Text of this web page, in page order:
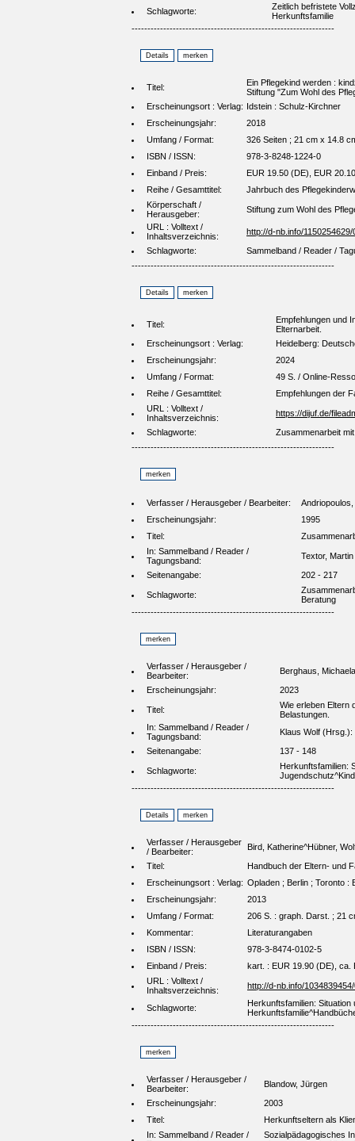
Schlagworte:
Zeitlich befristete
Herkunftsfamilie
----------------------------------------------------------------
Titel:
Ein Pflegekind werden :
Stiftung "Zum Wohl des
Erscheinungsort : Verlag:
Idstein : Schulz-Kirchner
Erscheinungsjahr:
2018
Umfang / Format:
326 Seiten ; 21 cm x 14.8
ISBN / ISSN:
978-3-8248-1224-0
Einband / Preis:
EUR 19.50 (DE), EUR
Reihe / Gesamttitel:
Jahrbuch des
Körperschaft /
Herausgeber:
Stiftung zum Wohl des
URL : Volltext /
Inhaltsverzeichnis:
http://d-nb.info/1150254629/
Schlagworte:
Sammelband / Reader /
----------------------------------------------------------------
Titel:
Empfehlungen und
Elternarbeit.
Erscheinungsort : Verlag:
Heidelberg:
Erscheinungsjahr:
2024
Umfang / Format:
49 S. / Online-
Reihe / Gesamttitel:
Empfehlungen der
URL : Volltext /
Inhaltsverzeichnis:
https://dijuf.de/
Schlagworte:
Zusammenarbeit
----------------------------------------------------------------
Verfasser / Herausgeber / Bearbeiter:
Erscheinungsjahr:
1995
Titel:
In: Sammelband / Reader /
Tagungsband:
Textor,
Seitenangabe:
202 - 217
Schlagworte:
Beratung
----------------------------------------------------------------
Verfasser / Herausgeber /
Bearbeiter:
Berghaus, Michaela
Erscheinungsjahr:
2023
Titel:
Wie erleben Eltern
Belastungen.
In: Sammelband / Reader /
Tagungsband:
Klaus Wolf
Seitenangabe:
137 - 148
Schlagworte:
Herkunftsfamilien:
----------------------------------------------------------------
Verfasser / Herausgeber
/ Bearbeiter:
Bird, Katherine^Hübner,
Titel:
Handbuch der Eltern- und
Erscheinungsort : Verlag: Opladen ; Berlin ; Toronto :
Erscheinungsjahr:
2013
Umfang / Format:
206 S. : graph. Darst. ; 21
Kommentar:
Literaturangaben
ISBN / ISSN:
978-3-8474-0102-5
Einband / Preis:
kart. : EUR 19.90 (DE), ca.
URL : Volltext /
Inhaltsverzeichnis:
http://d-nb.info/
Schlagworte:
Herkunftsfamilien:
----------------------------------------------------------------
Verfasser / Herausgeber /
Bearbeiter:
Blandow, Jürgen
Erscheinungsjahr:
2003
Titel:
Herkunftseltern als
In: Sammelband / Reader /
Sozialpädagogisches